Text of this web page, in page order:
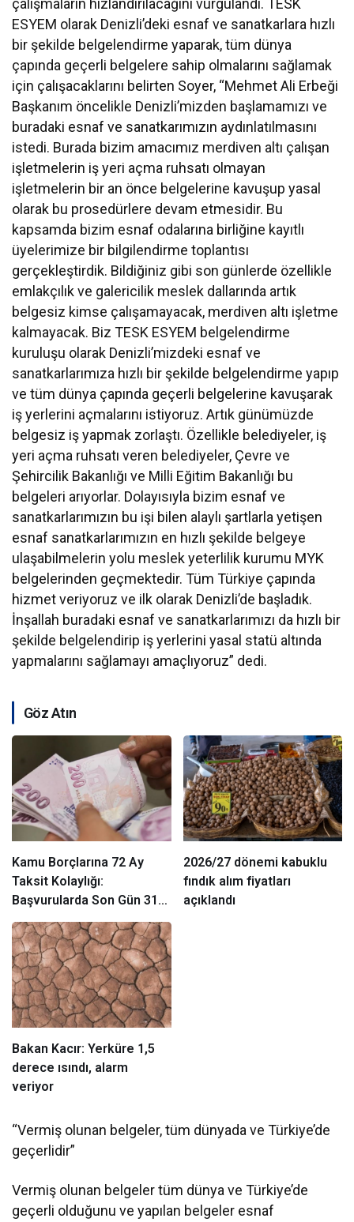
çalışmaların hızlandırılacağını vurgulandı. TESK
ESYEM olarak Denizli’deki esnaf ve sanatkarlara hızlı
bir şekilde belgelendirme yaparak, tüm dünya
çapında geçerli belgelere sahip olmalarını sağlamak
için çalışacaklarını belirten Soyer, “Mehmet Ali Erbeği
Başkanım öncelikle Denizli’mizden başlamamızı ve
buradaki esnaf ve sanatkarımızın aydınlatılmasını
istedi. Burada bizim amacımız merdiven altı çalışan
işletmelerin iş yeri açma ruhsatı olmayan
işletmelerin bir an önce belgelerine kavuşup yasal
olarak bu prosedürlere devam etmesidir. Bu
kapsamda bizim esnaf odalarına birliğine kayıtlı
üyelerimize bir bilgilendirme toplantısı
gerçekleştirdik. Bildiğiniz gibi son günlerde özellikle
emlakçılık ve galericilik meslek dallarında artık
belgesiz kimse çalışamayacak, merdiven altı işletme
kalmayacak. Biz TESK ESYEM belgelendirme
kuruluşu olarak Denizli’mizdeki esnaf ve
sanatkarlarımıza hızlı bir şekilde belgelendirme yapıp
ve tüm dünya çapında geçerli belgelerine kavuşarak
iş yerlerini açmalarını istiyoruz. Artık günümüzde
belgesiz iş yapmak zorlaştı. Özellikle belediyeler, iş
yeri açma ruhsatı veren belediyeler, Çevre ve
Şehircilik Bakanlığı ve Milli Eğitim Bakanlığı bu
belgeleri arıyorlar. Dolayısıyla bizim esnaf ve
sanatkarlarımızın bu işi bilen alaylı şartlarla yetişen
esnaf sanatkarlarımızın en hızlı şekilde belgeye
ulaşabilmelerin yolu meslek yeterlilik kurumu MYK
belgelerinden geçmektedir. Tüm Türkiye çapında
hizmet veriyoruz ve ilk olarak Denizli’de başladık.
İnşallah buradaki esnaf ve sanatkarlarımızı da hızlı bir
şekilde belgelendirip iş yerlerini yasal statü altında
yapmalarını sağlamayı amaçlıyoruz” dedi.
Göz Atın
Kamu Borçlarına 72 Ay
Taksit Kolaylığı:
Başvurularda Son Gün 31
Ağustos
2026/27 dönemi kabuklu
fındık alım fiyatları
açıklandı
Bakan Kacır: Yerküre 1,5
derece ısındı, alarm
veriyor
“Vermiş olunan belgeler, tüm dünyada ve Türkiye’de
geçerlidir”
Vermiş olunan belgeler tüm dünya ve Türkiye’de
geçerli olduğunu ve yapılan belgeler esnaf